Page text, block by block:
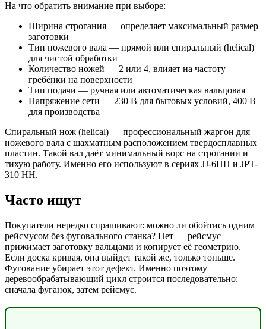
На что обратить внимание при выборе:
Ширина строгания — определяет максимальный размер
заготовки
Тип ножевого вала — прямой или спиральный (helical)
для чистой обработки
Количество ножей — 2 или 4, влияет на частоту
гребёнки на поверхности
Тип подачи — ручная или автоматическая вальцовая
Напряжение сети — 230 В для бытовых условий, 400 В
для производства
Спиральный нож (helical) — профессиональный жаргон для
ножевого вала с шахматным расположением твердосплавных
пластин. Такой вал даёт минимальный ворс на строгании и
тихую работу. Именно его используют в сериях JJ-6HH и JPT-
310 HH.
Часто ищут
Покупатели нередко спрашивают: можно ли обойтись одним
рейсмусом без фуговального станка? Нет — рейсмус
прижимает заготовку вальцами и копирует её геометрию.
Если доска кривая, она выйдет такой же, только тоньше.
Фугование убирает этот дефект. Именно поэтому
деревообрабатывающий цикл строится последовательно:
сначала фуганок, затем рейсмус.